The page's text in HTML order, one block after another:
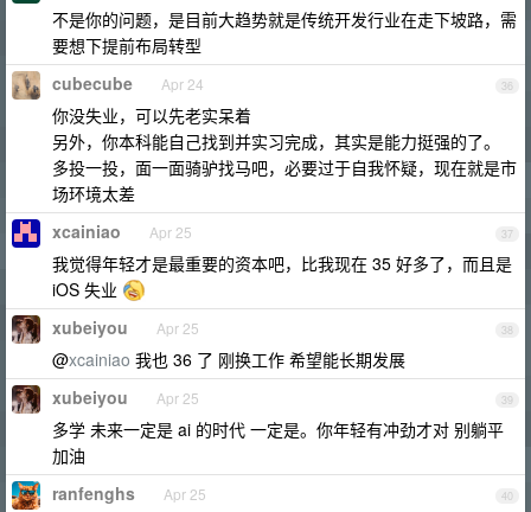
不是你的问题，是目前大趋势就是传统开发行业在走下坡路，需
要想下提前布局转型
36
cubecube Apr 24
你没失业，可以先老实呆着
另外，你本科能自己找到并实习完成，其实是能力挺强的了。
多投一投，面一面骑驴找马吧，必要过于自我怀疑，现在就是市
场环境太差
37
xcainiao Apr 25
我觉得年轻才是最重要的资本吧，比我现在 35 好多了，而且是
iOS 失业
38
xubeiyou Apr 25
@xcainiao 我也 36 了 刚换工作 希望能长期发展
39
xubeiyou Apr 25
多学 未来一定是 ai 的时代 一定是。你年轻有冲劲才对 别躺平
加油
40
ranfenghs Apr 25